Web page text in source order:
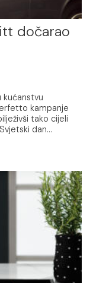
dočarao
kućanstvu
kampanje
tako cijeli
dan...